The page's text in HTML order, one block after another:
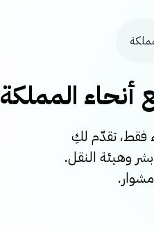
المملكة
تقدّم لكِ
وهيئة النقل.